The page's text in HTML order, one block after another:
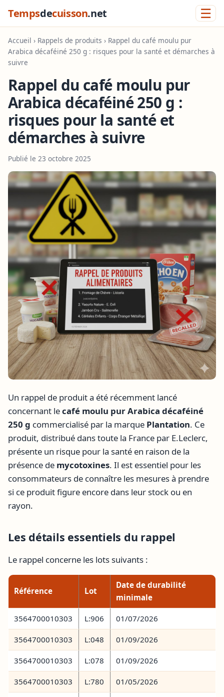
Tempsdecuisson.net ☰
Accueil › Rappels de produits › Rappel du café moulu pur
Arabica décaféiné 250 g : risques pour la santé et démarches à
suivre
Rappel du café moulu pur
Arabica décaféiné 250 g :
risques pour la santé et
démarches à suivre
Publié le 23 octobre 2025
Un rappel de produit a été récemment lancé
concernant lecafé moulu pur Arabica décaféiné
250 g commercialisé par la marque Plantation. Ce
produit, distribué dans toute la France par E.Leclerc,
présente un risque pour la santé en raison de la
présence de mycotoxines. Il est essentiel pour les
consommateurs de connaître les mesures à prendre
si ce produit figure encore dans leur stock ou en
rayon.
Les détails essentiels du rappel
Le rappel concerne les lots suivants :
Référence Lot
Date de durabilité
minimale
3564700010303 L:906 01/07/2026
3564700010303 L:048 01/09/2026
3564700010303 L:078 01/09/2026
3564700010303 L:780 01/05/2026